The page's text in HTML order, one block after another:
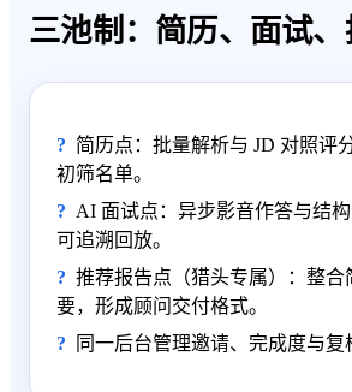
三池制：简历、面试
简历点：批量解析与 JD 对照评
初筛名单。
AI 面试点：异步影音作答与结
可追溯回放。
推荐报告点（猎头专属）：整合
要，形成顾问交付格式。
同一后台管理邀请、完成度与复